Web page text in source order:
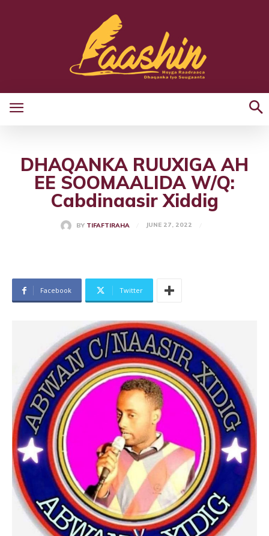
DHAQANKA RUUXIGA AH
EE SOOMAALIDA W/Q:
Cabdinaasir Xiddig
BY TIFAFTIRAHA JUNE 27, 2022
Facebook Twitter